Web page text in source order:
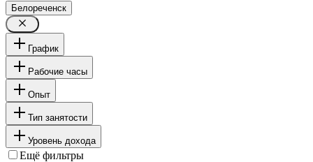
Белореченск
График
Рабочие часы
Опыт
Тип занятости
Уровень дохода
Ещё фильтры